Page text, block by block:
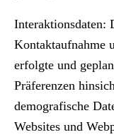
Interaktionsdaten:
Kontaktaufnahme
erfolgte und
Präferenzen
demografische
Websites und